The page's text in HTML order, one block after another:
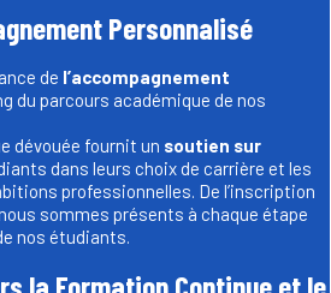
Personnalisé
de l’accompagnement
du parcours académique de nos
dévouée fournit un soutien sur
dans leurs choix de carrière et les
professionnelles. De l’inscription
sommes présents à chaque étape
nos étudiants.
la Formation Continue et le